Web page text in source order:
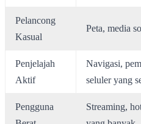
Pelancong
Kasual
Peta, media
Penjelajah
Aktif
Navigasi,
seluler yang
Pengguna
Streaming,